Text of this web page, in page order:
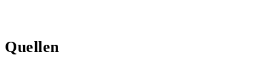
Quellen